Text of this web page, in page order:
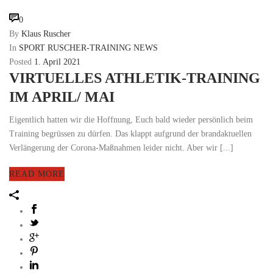
0
By Klaus Ruscher
In SPORT RUSCHER-TRAINING NEWS
Posted 1. April 2021
VIRTUELLES ATHLETIK-TRAINING
IM APRIL/ MAI
Eigentlich hatten wir die Hoffnung, Euch bald wieder persönlich beim
Training begrüssen zu dürfen. Das klappt aufgrund der brandaktuellen
Verlängerung der Corona-Maßnahmen leider nicht. Aber wir [...]
READ MORE